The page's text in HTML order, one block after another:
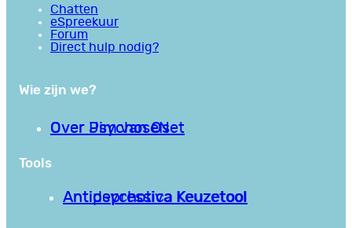
Chatten
eSpreekuur
Forum
Direct hulp nodig?
Wie zijn we?
Over PsychoseNet
Over Jim van Os
Tools
Antipsychotica Keuzetool
Antidepressiva Keuzetool